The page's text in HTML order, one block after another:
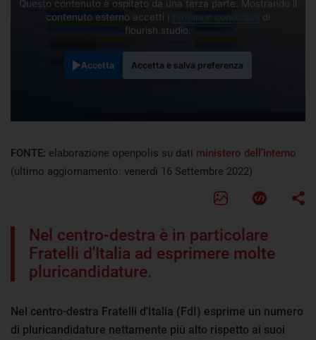
Questo contenuto è ospitato da una terza parte. Mostrando il
contenuto esterno accetti i termini e condizioni di
flourish.studio.
Accetta Accetta e salva preferenza
FONTE: elaborazione openpolis su dati ministero dell'interno
(ultimo aggiornamento: venerdì 16 Settembre 2022)
Nel centro-destra è in particolare
Fratelli d'Italia ad esprimere molte
pluricandidature.
Nel centro-destra Fratelli d'Italia (FdI) esprime un numero
di pluricandidature nettamente più alto rispetto ai suoi